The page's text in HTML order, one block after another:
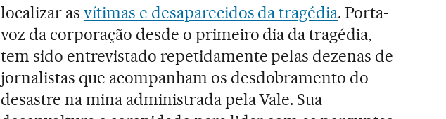
localizar as vítimas e desaparecidos da tragédia. Porta-
voz da corporação desde o primeiro dia da tragédia,
tem sido entrevistado repetidamente pelas dezenas de
jornalistas que acompanham os desdobramento do
desastre na mina administrada pela Vale. Sua